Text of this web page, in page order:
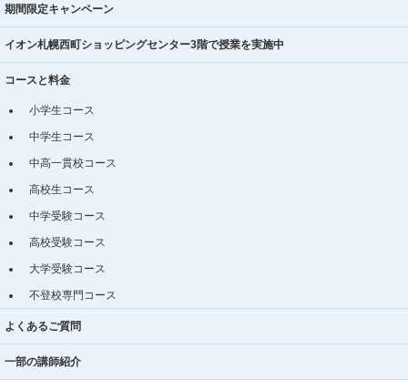
期間限定キャンペーン
イオン札幌西町ショッピングセンター3階で授業を実施中
コースと料金
小学生コース
中学生コース
中高一貫校コース
高校生コース
中学受験コース
高校受験コース
大学受験コース
不登校専門コース
よくあるご質問
一部の講師紹介